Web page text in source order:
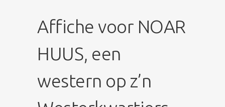
Affiche voor NOAR
HUUS, een
western op z’n